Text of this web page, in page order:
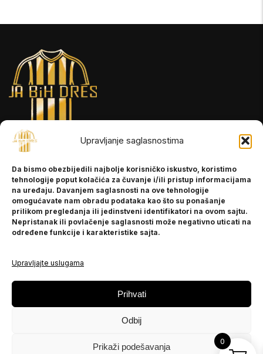
Upravljanje saglasnostima
Da bismo obezbijedili najbolje korisničko iskustvo, koristimo
tehnologije poput kolačića za čuvanje i/ili pristup informacijama
na uređaju. Davanjem saglasnosti na ove tehnologije
omogućavate nam obradu podataka kao što su ponašanje
prilikom pregledanja ili jedinstveni identifikatori na ovom sajtu.
Nepristanak ili povlačenje saglasnosti može negativno uticati na
određene funkcije i karakteristike sajta.
Upravljajte uslugama
Prihvati
Odbij
Prikaži podešavanja
INFORMACIJE
O nama
Kontakt
POMOĆ
Politika privatnosti
PRATITE NAS
Instagram
0